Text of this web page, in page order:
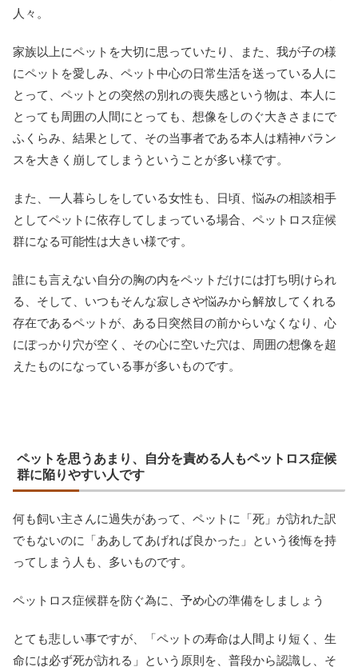
人々。
家族以上にペットを大切に思っていたり、また、我が子の様
にペットを愛しみ、ペット中心の日常生活を送っている人に
とって、ペットとの突然の別れの喪失感という物は、本人に
とっても周囲の人間にとっても、想像をしのぐ大きさまにで
ふくらみ、結果として、その当事者である本人は精神バラン
スを大きく崩してしまうということが多い様です。
また、一人暮らしをしている女性も、日頃、悩みの相談相手
としてペットに依存してしまっている場合、ペットロス症候
群になる可能性は大きい様です。
誰にも言えない自分の胸の内をペットだけには打ち明けられ
る、そして、いつもそんな寂しさや悩みから解放してくれる
存在であるペットが、ある日突然目の前からいなくなり、心
にぽっかり穴が空く、その心に空いた穴は、周囲の想像を超
えたものになっている事が多いものです。
ペットを思うあまり、自分を責める人もペットロス症候
群に陥りやすい人です
何も飼い主さんに過失があって、ペットに「死」が訪れた訳
でもないのに「ああしてあげれば良かった」という後悔を持
ってしまう人も、多いものです。
ペットロス症候群を防ぐ為に、予め心の準備をしましょう
とても悲しい事ですが、「ペットの寿命は人間より短く、生
命には必ず死が訪れる」という原則を、普段から認識し、そ